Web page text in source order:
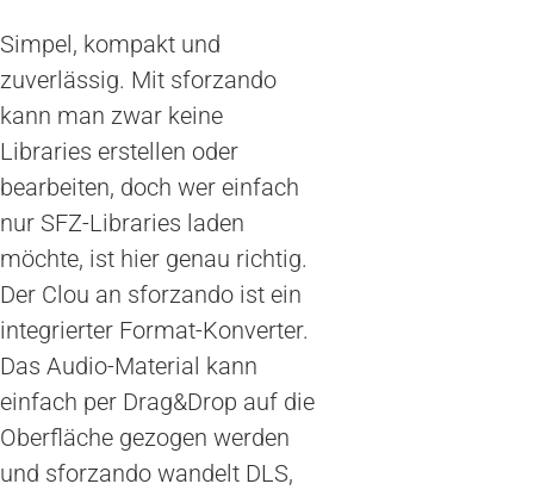
Simpel, kompakt und
zuverlässig. Mit sforzando
kann man zwar keine
Libraries erstellen oder
bearbeiten, doch wer einfach
nur SFZ-Libraries laden
möchte, ist hier genau richtig.
Der Clou an sforzando ist ein
integrierter Format-Konverter.
Das Audio-Material kann
einfach per Drag&Drop auf die
Oberfläche gezogen werden
und sforzando wandelt DLS,